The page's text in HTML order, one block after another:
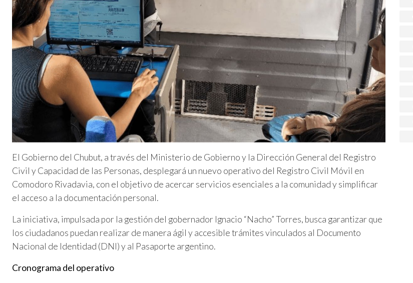
El Gobierno del Chubut, a través del Ministerio de Gobierno y la Dirección General del Registro
Civil y Capacidad de las Personas, desplegará un nuevo operativo del Registro Civil Móvil en
Comodoro Rivadavia, con el objetivo de acercar servicios esenciales a la comunidad y simplificar
el acceso a la documentación personal.
La iniciativa, impulsada por la gestión del gobernador Ignacio “Nacho” Torres, busca garantizar que
los ciudadanos puedan realizar de manera ágil y accesible trámites vinculados al Documento
Nacional de Identidad (DNI) y al Pasaporte argentino.
Cronograma del operativo